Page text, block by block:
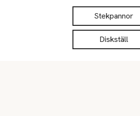
Stekpannor
Diskställ